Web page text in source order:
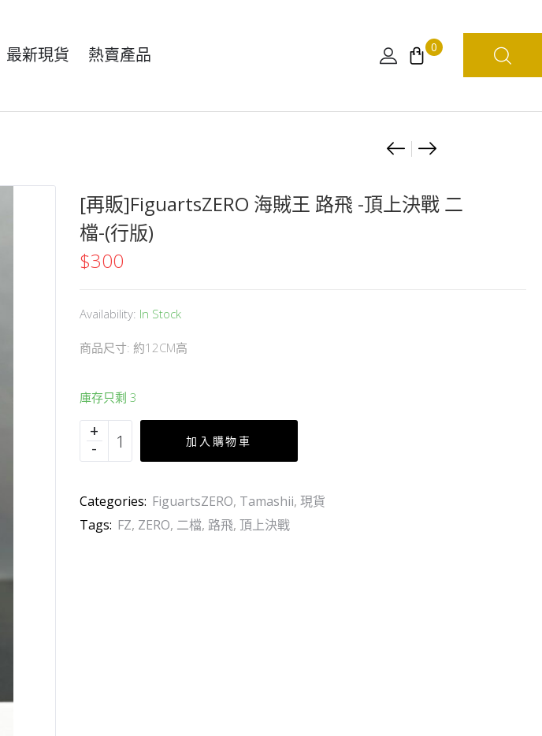
最新現貨 熱賣產品 0
Product
PAPER
蛋
頭
LOOK
ONE
PIECE
[再販]FiguartsZERO 海賊王 路飛 -頂上決戰 二
檔-(行版)
$300
Availability: In Stock
商品尺寸: 約12CM高
庫存只剩 3
加入購物車
Categories: FiguartsZERO, Tamashii, 現貨
Tags: FZ, ZERO, 二檔, 路飛, 頂上決戰